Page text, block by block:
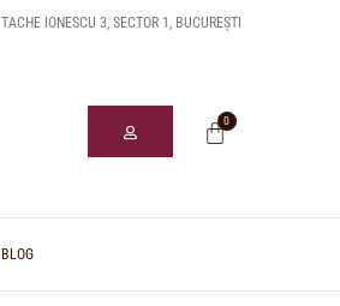
TACHE IONESCU 3, SECTOR 1, BUCUREȘTI
0
BLOG